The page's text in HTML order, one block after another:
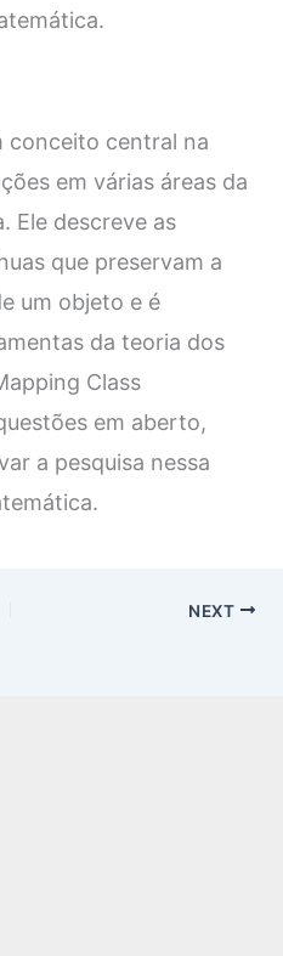
conceito central na
em várias áreas da
Ele descreve as
que preservam a
um objeto e é
da teoria dos
Class
em aberto,
a pesquisa nessa
NEXT